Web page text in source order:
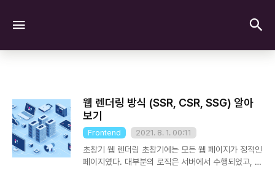
웹 렌더링 방식 (SSR, CSR, SSG) 알아
보기
Frontend 2021. 8. 1. 00:11
초창기 웹 렌더링 초창기에는 모든 웹 페이지가 정적인
페이지였다. 대부분의 로직은 서버에서 수행되었고, 브